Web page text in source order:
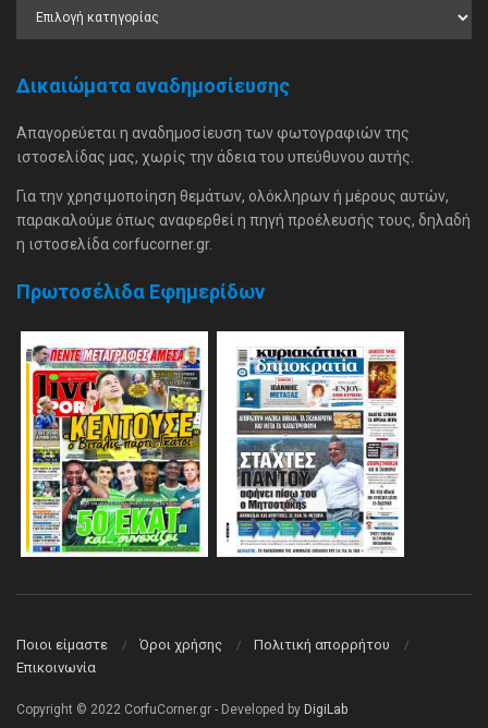
Δικαιώματα αναδημοσίευσης
Απαγορεύεται η αναδημοσίευση των φωτογραφιών της
ιστοσελίδας μας, χωρίς την άδεια του υπεύθυνου αυτής.
Για την χρησιμοποίηση θεμάτων, ολόκληρων ή μέρους αυτών,
παρακαλούμε όπως αναφερθεί η πηγή προέλευσής τους, δηλαδή
η ιστοσελίδα corfucorner.gr.
Πρωτοσέλιδα Εφημερίδων
Ποιοι είμαστε Όροι χρήσης
Πολιτική απορρήτου
Επικοινωνία
Copyright © 2022 CorfuCorner.gr - Developed by DigiLab